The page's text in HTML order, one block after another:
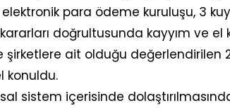
para ödeme kuruluşu, 3
doğrultusunda kayyım ve el
şirketlere ait olduğu değerlendirilen
konuldu.
sistem içerisinde